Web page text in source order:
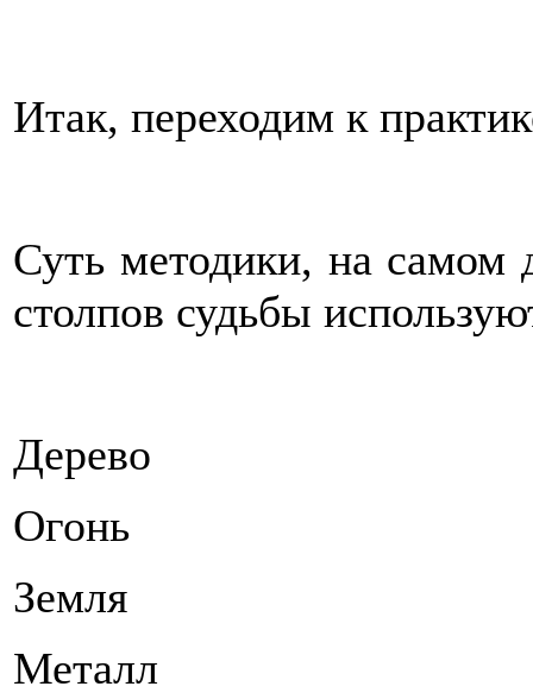
Итак, переходим к
Суть методики, на самом
столпов судьбы
Дерево
Огонь
Земля
Металл